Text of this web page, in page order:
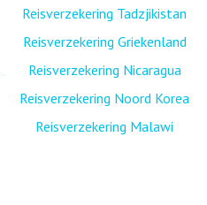
Reisverzekering Tadzjikistan
Reisverzekering Griekenland
Reisverzekering Nicaragua
Reisverzekering Noord Korea
Reisverzekering Malawi